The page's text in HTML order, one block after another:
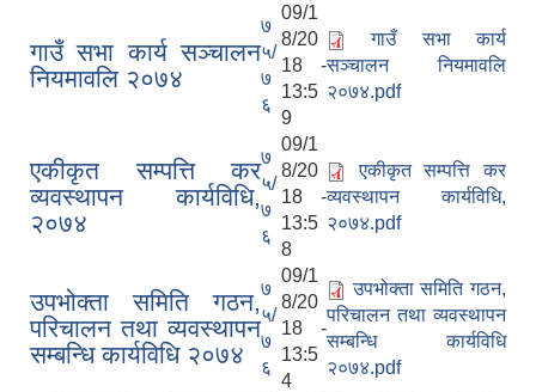
गाउँ सभा कार्य सञ्चालन
नियमावलि २०७४
७
५/
७
६
09/1
8/20
18 -
13:5
9
गाउँ सभा कार्य
सञ्चालन नियमावलि
२०७४.pdf
एकीकृत सम्पत्ति कर
व्यवस्थापन कार्यविधि,
२०७४
७
५/
७
६
09/1
8/20
18 -
13:5
8
एकीकृत सम्पत्ति कर
व्यवस्थापन कार्यविधि,
२०७४.pdf
उपभोक्ता समिति गठन,
परिचालन तथा व्यवस्थापन
सम्बन्धि कार्यविधि २०७४
७
५/
७
६
09/1
8/20
18 -
13:5
4
उपभोक्ता समिति गठन,
परिचालन तथा व्यवस्थापन
सम्बन्धि कार्यविधि
२०७४.pdf